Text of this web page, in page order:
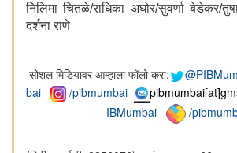
निलिमा चितळे/राधिका अघोर/सुवर्णा बेडेकर/
दर्शना राणे
सोशल मिडियावर आम्हाला फॉलो करा:
bai
/pibmumbai
IBMumbai
/